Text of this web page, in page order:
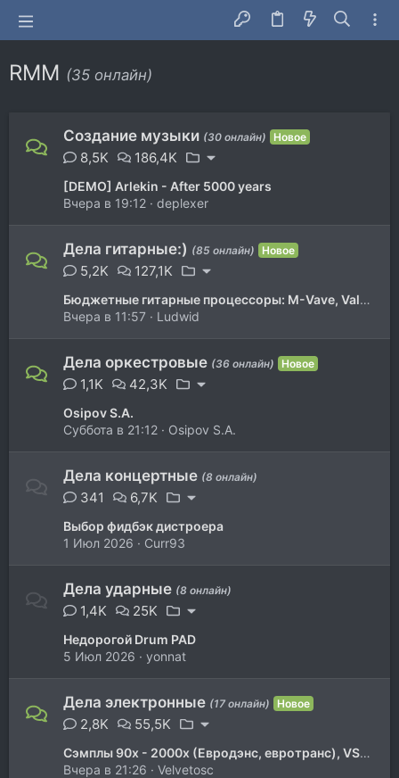
RMM (35 онлайн)
Создание музыки (30 онлайн) Новое
8,5K 186,4K
[DEMO] Arlekin - After 5000 years
Вчера в 19:12
deplexer
Дела гитарные:) (85 онлайн) Новое
5,2K 127,1K
Бюджетные гитарные процессоры: M-Vave, Valeton, Sonicake, etc
Вчера в 11:57
Ludwid
Дела оркестровые (36 онлайн) Новое
1,1K 42,3K
Osipov S.A.
Суббота в 21:12
Osipov S.A.
Дела концертные (8 онлайн)
341 6,7K
Выбор фидбэк дистроера
1 Июл 2026
Curr93
Дела ударные (8 онлайн)
1,4K 25K
Недорогой Drum PAD
5 Июл 2026
yonnat
Дела электронные (17 онлайн) Новое
2,8K 55,5K
Сэмплы 90х - 2000х (Евродэнс, евротранс), VST для эмуляции "того" звука
Вчера в 21:26
Velvetosc